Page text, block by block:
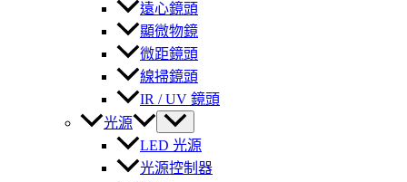
遠心鏡頭
顯微物鏡
微距鏡頭
線掃鏡頭
IR / UV 鏡頭
光源
LED 光源
光源控制器